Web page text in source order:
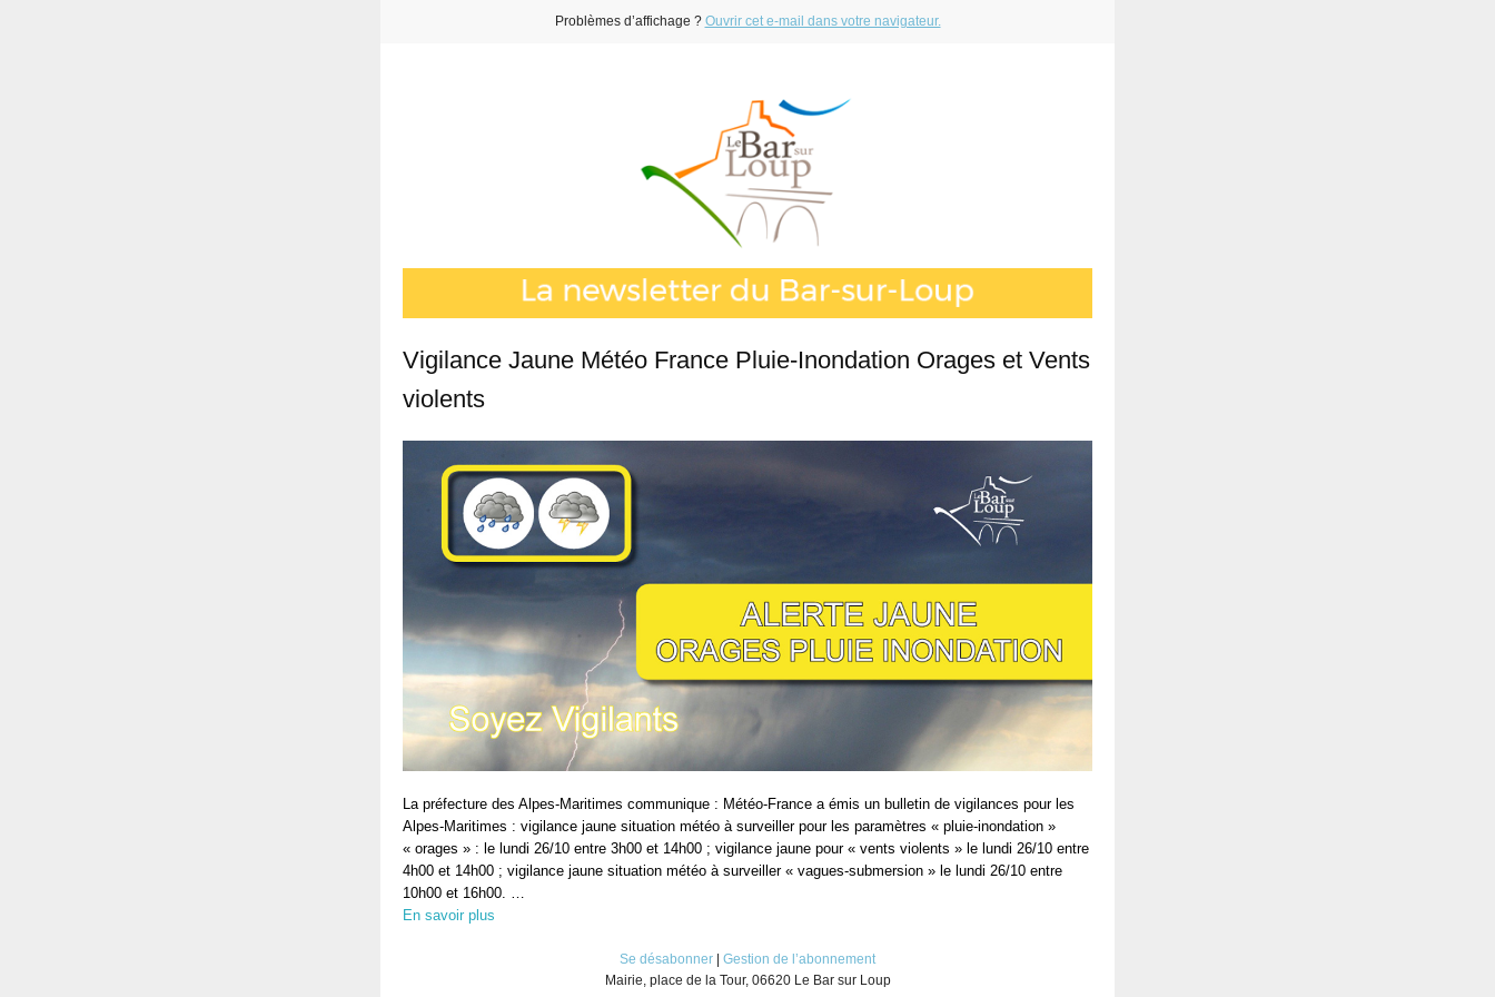
Problèmes d’affichage ? Ouvrir cet e-mail dans votre navigateur.
Vigilance Jaune Météo France Pluie-Inondation Orages et Vents
violents
La préfecture des Alpes-Maritimes communique : Météo-France a émis un bulletin de vigilances pour les
Alpes-Maritimes : vigilance jaune situation météo à surveiller pour les paramètres « pluie-inondation »
« orages » : le lundi 26/10 entre 3h00 et 14h00 ; vigilance jaune pour « vents violents » le lundi 26/10 entre
4h00 et 14h00 ; vigilance jaune situation météo à surveiller « vagues-submersion » le lundi 26/10 entre
10h00 et 16h00. …
En savoir plus
Se désabonner
Gestion de l’abonnement
Mairie, place de la Tour, 06620 Le Bar sur Loup